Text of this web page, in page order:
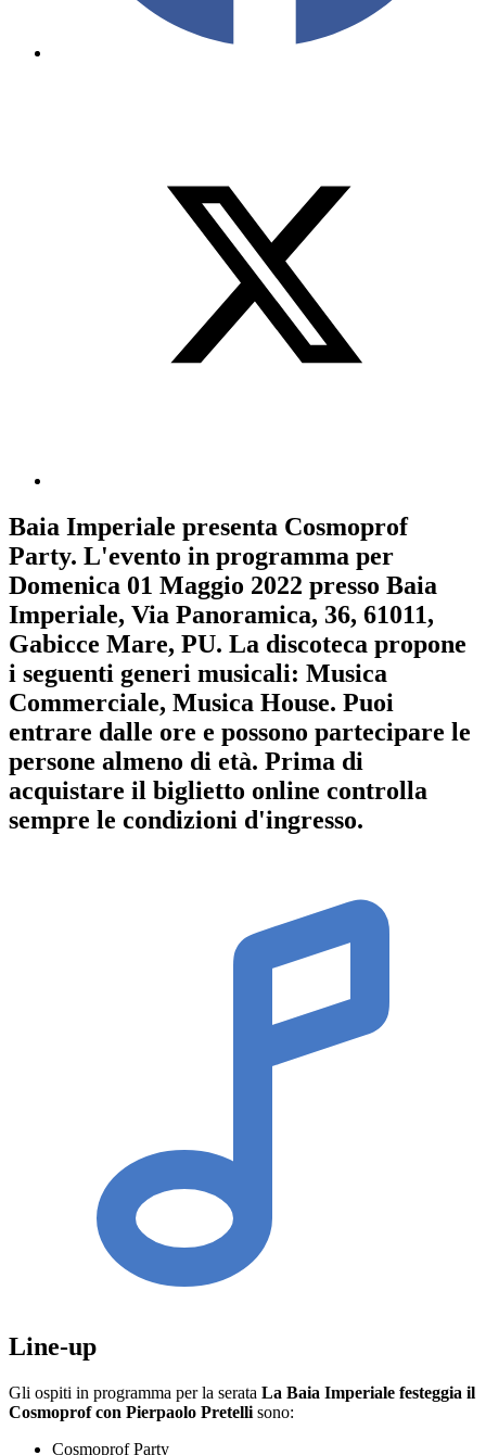
Baia Imperiale presenta Cosmoprof
Party. L'evento in programma per
Domenica 01 Maggio 2022 presso Baia
Imperiale, Via Panoramica, 36, 61011,
Gabicce Mare, PU. La discoteca propone
i seguenti generi musicali: Musica
Commerciale, Musica House. Puoi
entrare dalle ore e possono partecipare le
persone almeno di età. Prima di
acquistare il biglietto online controlla
sempre le condizioni d'ingresso.
Line-up
Gli ospiti in programma per la serata La Baia Imperiale festeggia il
Cosmoprof con Pierpaolo Pretelli sono:
Cosmoprof Party